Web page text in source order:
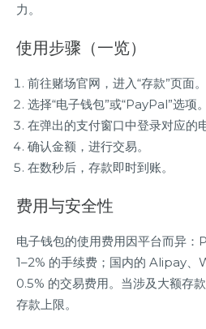
力。
使用步骤（一览）
前往赌场官网，进入“存款”页面。
选择“电子钱包”或“PayPal”选项。
在弹出的支付窗口中登录对应的
确认金额，进行交易。
在数秒后，存款即时到账。
费用与安全性
电子钱包的使用费用因平台而异
1–2% 的手续费；国内的 Alipay
0.5% 的交易费用。当涉及大额存
存款上限。